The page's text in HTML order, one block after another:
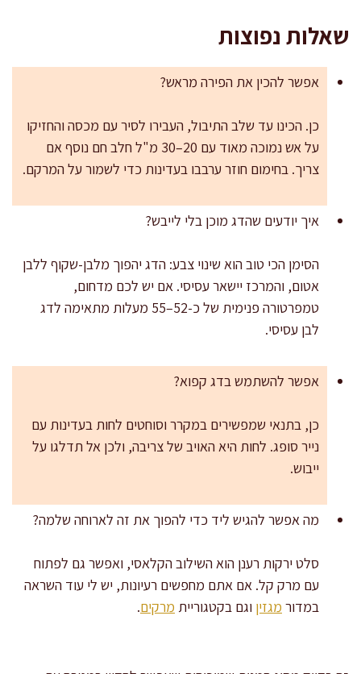
שאלות נפוצות
אפשר להכין את הפירה מראש?
כן. הכינו עד שלב התיבול, העבירו לסיר עם מכסה והחזיקו
על אש נמוכה מאוד עם 20–30 מ"ל חלב חם נוסף אם
צריך. בחימום חוזר ערבבו בעדינות כדי לשמור על המרקם.
איך יודעים שהדג מוכן בלי לייבש?
הסימן הכי טוב הוא שינוי צבע: הדג יהפוך מלבן-שקוף ללבן
אטום, והמרכז יישאר עסיסי. אם יש לכם מדחום,
טמפרטורה פנימית של כ-52–55 מעלות מתאימה לדג
לבן עסיסי.
אפשר להשתמש בדג קפוא?
כן, בתנאי שמפשירים במקרר וסוחטים לחות בעדינות עם
נייר סופג. לחות היא האויב של צריבה, ולכן אל תדלגו על
ייבוש.
מה אפשר להגיש ליד כדי להפוך את זה לארוחה שלמה?
סלט ירקות רענן הוא השילוב הקלאסי, ואפשר גם לפתוח
עם מרק קל. אם אתם מחפשים רעיונות, יש לי עוד השראה
במדור מגזין וגם בקטגוריית מרקים.